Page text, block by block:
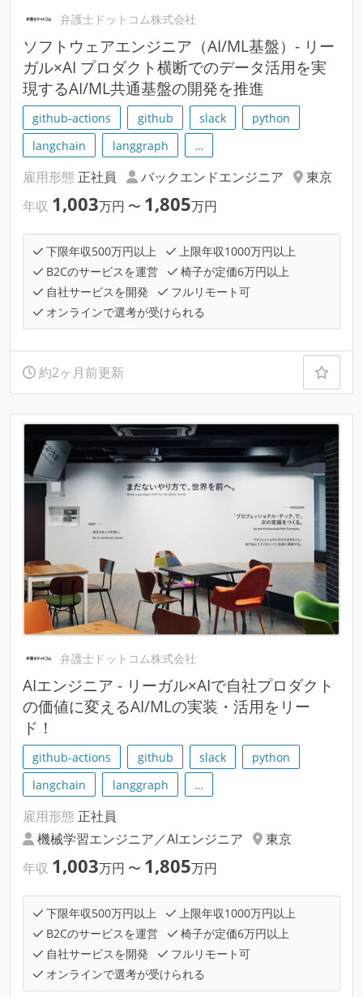
弁護士ドットコム株式会社
ソフトウェアエンジニア（AI/ML基盤）- リー
ガル×AI プロダクト横断でのデータ活用を実
現するAI/ML共通基盤の開発を推進
github-actions github slack
python
langchain
langgraph …
雇用形態 正社員 バックエンドエンジニア
東京
年収 1,003万円 〜 1,805万円
下限年収500万円以上
上限年収1000万円以上
B2Cのサービスを運営
椅子が定価6万円以上
自社サービスを開発
フルリモート可
オンラインで選考が受けられる
約2ヶ月前更新
弁護士ドットコム株式会社
AIエンジニア - リーガル×AIで自社プロダクト
の価値に変えるAI/MLの実装・活用をリー
ド！
github-actions github slack
python
langchain
langgraph …
雇用形態 正社員
機械学習エンジニア／AIエンジニア
東京
年収 1,003万円 〜 1,805万円
下限年収500万円以上
上限年収1000万円以上
B2Cのサービスを運営
椅子が定価6万円以上
自社サービスを開発
フルリモート可
オンラインで選考が受けられる